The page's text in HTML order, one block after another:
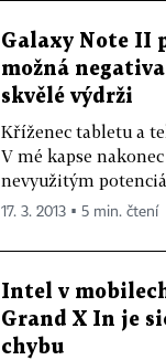
Galaxy Note II
možná
skvělé výdrži
Kříženec tabletu a
V mé kapse
nevyužitým
17. 3. 2013 ▪ 5 min. čtení
Intel v
Grand X In je
chybu